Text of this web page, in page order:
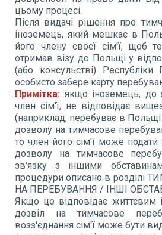
цьому процесі.
Після видачі рішення про
іноземець, який мешкає в
його члену своєї сім'ї, щоб
отримав візу до Польщі у
(або консульстві)
особисто забере карту
Примітка: якщо іноземець, до
член сім'ї, не відповідає
(наприклад, перебуває в Польщі
дозволу на тимчасове
то член його сім'ї може подати
дозволу на тимчасове
зв'язку з іншими
процедури описано в розділі
НА ПЕРЕБУВАННЯ / ІНШІ
Якщо це відповідає життєвим
дозвіл на тимчасове
возз'єднання сім'ї може бути